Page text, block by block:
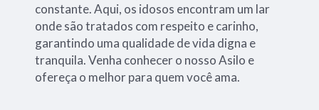
constante. Aqui, os idosos encontram um lar
onde são tratados com respeito e carinho,
garantindo uma qualidade de vida digna e
tranquila. Venha conhecer o nosso Asilo e
ofereça o melhor para quem você ama.